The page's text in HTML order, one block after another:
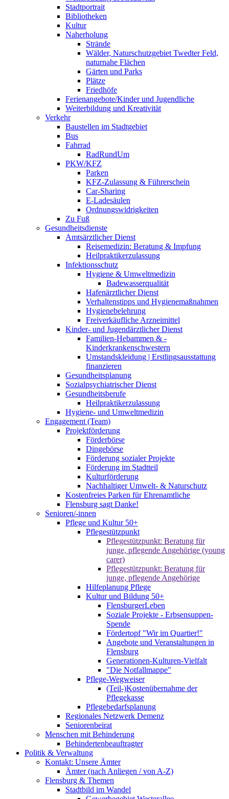
Stadtportrait
Bibliotheken
Kultur
Naherholung
Strände
Wälder, Naturschutzgebiet Twedter Feld,
naturnahe Flächen
Gärten und Parks
Plätze
Friedhöfe
Ferienangebote/Kinder und Jugendliche
Weiterbildung und Kreativität
Verkehr
Baustellen im Stadtgebiet
Bus
Fahrrad
RadRundUm
PKW/KFZ
Parken
KFZ-Zulassung & Führerschein
Car-Sharing
E-Ladesäulen
Ordnungswidrigkeiten
Zu Fuß
Gesundheitsdienste
Amtsärztlicher Dienst
Reisemedizin: Beratung & Impfung
Heilpraktikerzulassung
Infektionsschutz
Hygiene & Umweltmedizin
Badewasserqualität
Hafenärztlicher Dienst
Verhaltenstipps und Hygienemaßnahmen
Hygienebelehrung
Freiverkäufliche Arzneimittel
Kinder- und Jugendärztlicher Dienst
Familien-Hebammen & -
Kinderkrankenschwestern
Umstandskleidung | Erstlingsausstattung
finanzieren
Gesundheitsplanung
Sozialpsychiatrischer Dienst
Gesundheitsberufe
Heilpraktikerzulassung
Hygiene- und Umweltmedizin
Engagement (Team)
Projektförderung
Förderbörse
Dingebörse
Förderung sozialer Projekte
Förderung im Stadtteil
Kulturförderung
Nachhaltiger Umwelt- & Naturschutz
Kostenfreies Parken für Ehrenamtliche
Flensburg sagt Danke!
Senioren/-innen
Pflege und Kultur 50+
Pflegestützpunkt
Pflegestützpunkt: Beratung für
junge, pflegende Angehörige (young
carer)
Pflegestützpunkt: Beratung für
junge, pflegende Angehörige
Hilfeplanung Pflege
Kultur und Bildung 50+
FlensburgerLeben
Soziale Projekte - Erbsensuppen-
Spende
Fördertopf "Wir im Quartier!"
Angebote und Veranstaltungen in
Flensburg
Generationen-Kulturen-Vielfalt
"Die Notfallmappe"
Pflege-Wegweiser
(Teil-)Kostenübernahme der
Pflegekasse
Pflegebedarfsplanung
Regionales Netzwerk Demenz
Seniorenbeirat
Menschen mit Behinderung
Behindertenbeauftragter
Politik & Verwaltung
Kontakt: Unsere Ämter
Ämter (nach Anliegen / von A-Z)
Flensburg & Themen
Stadtbild im Wandel